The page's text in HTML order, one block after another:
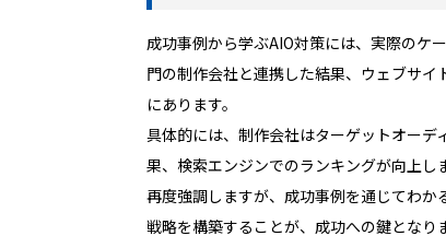
成功事例から学ぶAIO対策には、実際のケ
門の制作会社と連携した結果、ウェブサ
にあります。
具体的には、制作会社はターゲットオー
果、検索エンジンでのランキングが向上し
再度強調しますが、成功事例を通じてわ
戦略を構築することが、成功への鍵となり